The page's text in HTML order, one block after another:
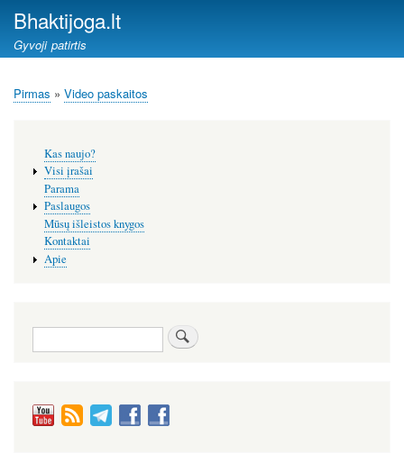
Bhaktijoga.lt
Gyvoji patirtis
Kelias
Pirmas Video paskaitos
meniu
Kas naujo?
Visi įrašai
Parama
Paslaugos
Mūsų išleistos knygos
Kontaktai
Apie
Paieška